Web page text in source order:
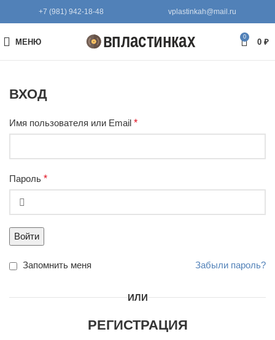
+7 (981) 942-18-48 vplastinkah@mail.ru
МЕНЮ
0
0 ₽
ВХОД
Имя пользователя или Email *
Пароль *
Войти
Забыли пароль?
Запомнить меня
ИЛИ
РЕГИСТРАЦИЯ